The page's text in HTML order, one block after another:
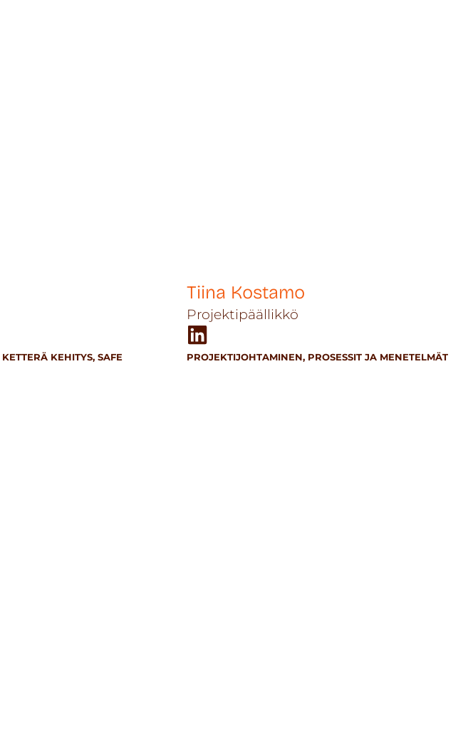
KETTERÄ KEHITYS, SAFE
Tiina Kostamo
Projektipäällikkö
PROJEKTIJOHTAMINEN, PROSESSIT JA MENETELMÄT